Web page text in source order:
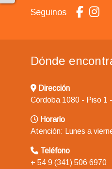
Seguinos
Dónde
Dirección
Córdoba 1080 - Piso 1
Horario
Atención: Lunes a
Teléfono
+ 54 9 (341) 506 6970